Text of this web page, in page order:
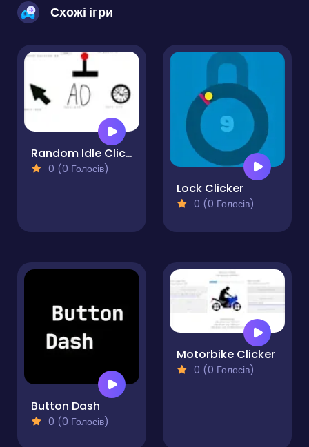
Схожі ігри
Random Idle Clicker I Made
0 (0 Голосів)
Lock Clicker
0 (0 Голосів)
Button Dash
0 (0 Голосів)
Motorbike Clicker
0 (0 Голосів)